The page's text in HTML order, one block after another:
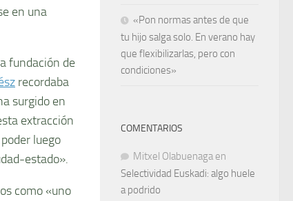
en una
fundación de
recordaba
surgido en
extracción
luego
estado».
como «uno
«Pon normas antes de que
tu hijo salga solo. En verano hay
que flexibilizarlas, pero con
condiciones»
COMENTARIOS
Mitxel Olabuenaga en
Selectividad Euskadi: algo huele
a podrido